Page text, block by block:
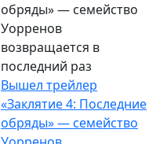
обряды» — семейство
Уорренов
возвращается в
последний раз
Вышел трейлер
«Заклятие 4: Последние
обряды» — семейство